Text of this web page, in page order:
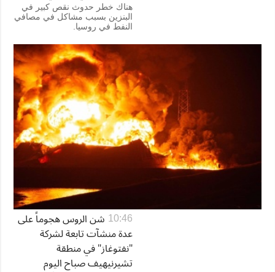
هناك خطر حدوث نقص كبير في
البنزين بسبب مشاكل في مصافي
النفط في روسيا.
10:46 شن الروس هجوماً على
عدة منشآت تابعة لشركة
"نفتوغاز" في منطقة
تشيرنيهيف صباح اليوم